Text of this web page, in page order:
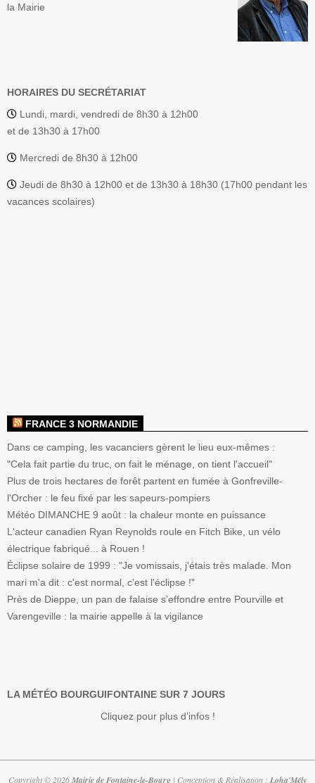
la Mairie
HORAIRES DU SECRÉTARIAT
Lundi, mardi, vendredi de 8h30 à 12h00
et de 13h30 à 17h00
Mercredi de 8h30 à 12h00
Jeudi de 8h30 à 12h00 et de 13h30 à 18h30 (17h00 pendant les
vacances scolaires)
FRANCE 3 NORMANDIE
Dans ce camping, les vacanciers gèrent le lieu eux-mêmes :
"Cela fait partie du truc, on fait le ménage, on tient l'accueil"
Plus de trois hectares de forêt partent en fumée à Gonfreville-
l'Orcher : le feu fixé par les sapeurs-pompiers
Météo DIMANCHE 9 août : la chaleur monte en puissance
L'acteur canadien Ryan Reynolds roule en Fitch Bike, un vélo
électrique fabriqué... à Rouen !
Éclipse solaire de 1999 : "Je vomissais, j'étais très malade. Mon
mari m'a dit : c'est normal, c'est l'éclipse !"
Près de Dieppe, un pan de falaise s’effondre entre Pourville et
Varengeville : la mairie appelle à la vigilance
LA MÉTÉO BOURGUIFONTAINE SUR 7 JOURS
Cliquez pour plus d’infos !
Copyright © 2026Mairie de Fontaine-le-Bourg | Conception & Réalisation : Loha'Mély